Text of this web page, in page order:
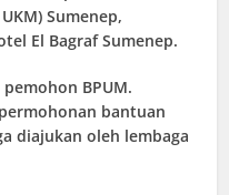
Sumenep,
El Bagraf Sumenep.
BPUM.
bantuan
diajukan oleh lembaga